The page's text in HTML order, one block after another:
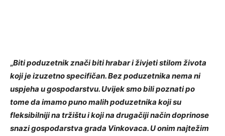
„Biti poduzetnik znači biti hrabar i živjeti stilom života
koji je izuzetno specifičan. Bez poduzetnika nema ni
uspjeha u gospodarstvu. Uvijek smo bili poznati po
tome da imamo puno malih poduzetnika koji su
fleksibilniji na tržištu i koji na drugačiji način doprinose
snazi gospodarstva grada Vinkovaca. U onim najtežim